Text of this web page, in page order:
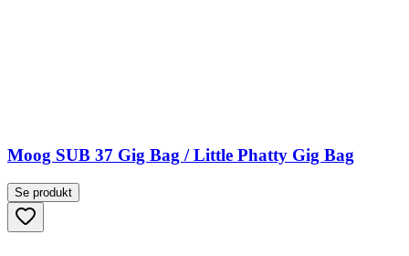
Moog SUB 37 Gig Bag / Little Phatty Gig Bag
Se produkt